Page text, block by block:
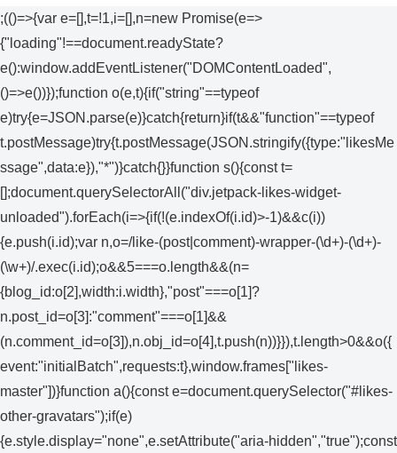
;(()=>{var e=[],t=!1,i=[],n=new Promise(e=>
{"loading"!==document.readyState?
e():window.addEventListener("DOMContentLoaded",
()=>e())});function o(e,t){if("string"==typeof
e)try{e=JSON.parse(e)}catch{return}if(t&&"function"==typeof
t.postMessage)try{t.postMessage(JSON.stringify({type:"likesMe
ssage",data:e}),"*")}catch{}}function s(){const t=
[];document.querySelectorAll("div.jetpack-likes-widget-
unloaded").forEach(i=>{if(!(e.indexOf(i.id)>-1)&&c(i))
{e.push(i.id);var n,o=/like-(post|comment)-wrapper-(\d+)-(\d+)-
(\w+)/.exec(i.id);o&&5===o.length&&(n=
{blog_id:o[2],width:i.width},"post"===o[1]?
n.post_id=o[3]:"comment"===o[1]&&
(n.comment_id=o[3]),n.obj_id=o[4],t.push(n))}}),t.length>0&&o({
event:"initialBatch",requests:t},window.frames["likes-
master"])}function a(){const e=document.querySelector("#likes-
other-gravatars");if(e)
{e.style.display="none",e.setAttribute("aria-hidden","true");const